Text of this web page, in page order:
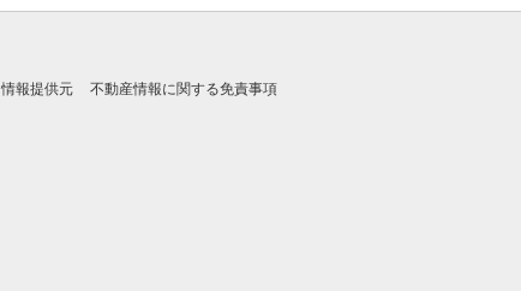
部屋環境
IHクッキングヒータ
ディスポーザー
情報提供元 不動産情報に関する免責事項